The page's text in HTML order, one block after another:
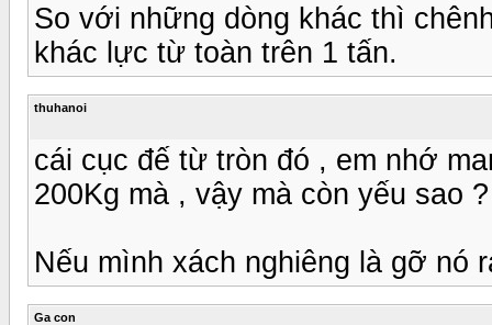
So với những dòng khác thì
khác lực từ toàn trên 1 tấn.
thuhanoi
cái cục đế từ tròn đó , em nhớ
200Kg mà , vậy mà còn yếu sao ?
Nếu mình xách nghiêng là gỡ nó
Ga con